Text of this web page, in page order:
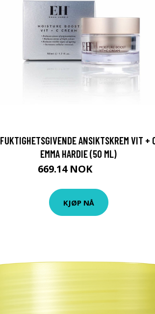
FUKTIGHETSGIVENDE ANSIKTSKREM VIT +
EMMA HARDIE (50 ML)
669.14 NOK
KJØP NÅ